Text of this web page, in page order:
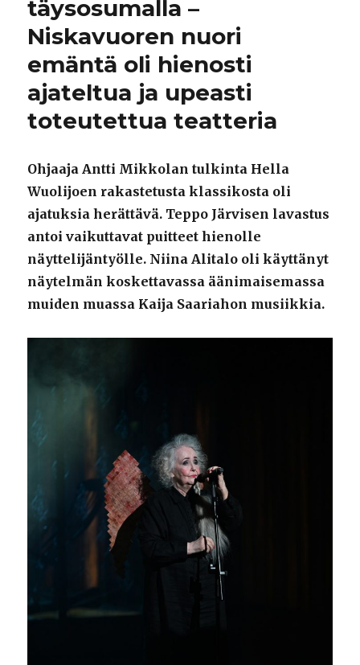
täysosumalla –
Niskavuoren nuori
emäntä oli hienosti
ajateltua ja upeasti
toteutettua teatteria
Ohjaaja Antti Mikkolan tulkinta Hella
Wuolijoen rakastetusta klassikosta oli
ajatuksia herättävä. Teppo Järvisen lavastus
antoi vaikuttavat puitteet hienolle
näyttelijäntyölle. Niina Alitalo oli käyttänyt
näytelmän koskettavassa äänimaisemassa
muiden muassa Kaija Saariahon musiikkia.